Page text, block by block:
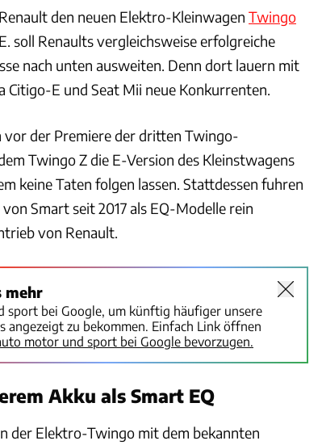
den neuen Elektro-Kleinwagen Twingo
soll Renaults vergleichsweise erfolgreiche
nach unten ausweiten. Denn dort lauern mit
E und Seat Mii neue Konkurrenten.
vor der Premiere der dritten Twingo-
Twingo Z die E-Version des Kleinstwagens
keine Taten folgen lassen. Stattdessen fuhren
Smart seit 2017 als EQ-Modelle rein
von Renault.
mehr
sport bei Google, um künftig häufiger unsere
angezeigt zu bekommen. Einfach Link öffnen
motor und sport bei Google bevorzugen.
Akku als Smart EQ
der Elektro-Twingo mit dem bekannten